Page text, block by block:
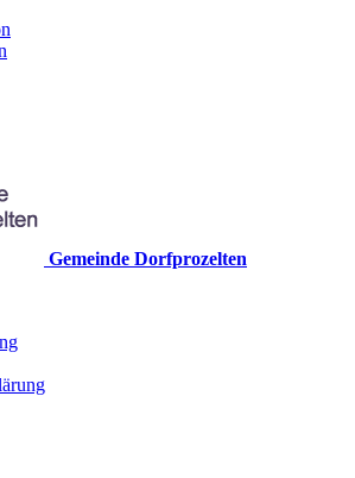
Gemeinde Dorfprozelten